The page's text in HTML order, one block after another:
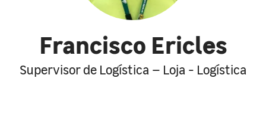
Francisco Ericles
Supervisor de Logística – Loja - Logística